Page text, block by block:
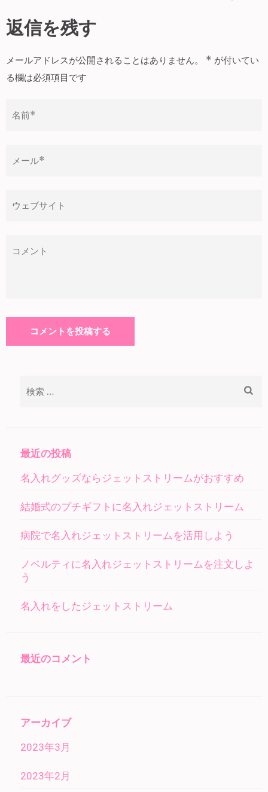
ナ
ビ
ゲ
ー
ョ
返信を残す
メールアドレスが公開されることはありません。 * が付いてい
る欄は必須項目です
最近の投稿
名入れグッズならジェットストリームがおすすめ
結婚式のプチギフトに名入れジェットストリーム
病院で名入れジェットストリームを活用しよう
ノベルティに名入れジェットストリームを注文しよ
う
名入れをしたジェットストリーム
最近のコメント
アーカイブ
2023年3月
2023年2月